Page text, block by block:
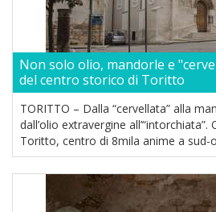
Non solo olio, mandorle e
del centro storico di Toritto
TORITTO – Dalla “cervellata” alla
dall’olio extravergine all’“intorchiata”.
Toritto, centro di 8mila anime a sud-